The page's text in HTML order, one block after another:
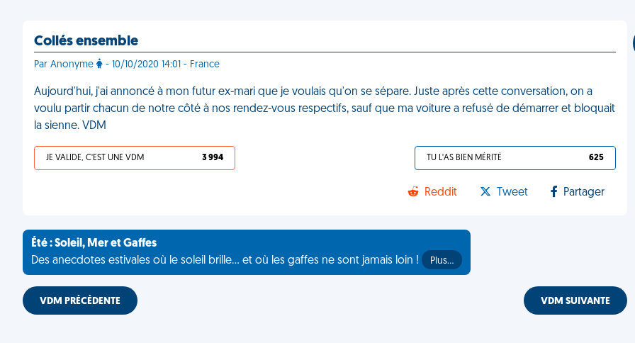
Collés ensemble
Par Anonyme - 10/10/2020 14:01 - France
Aujourd'hui, j'ai annoncé à mon futur ex-mari que je voulais qu'on se sépare. Juste après cette conversation, on a
voulu partir chacun de notre côté à nos rendez-vous respectifs, sauf que ma voiture a refusé de démarrer et bloquait
la sienne. VDM
JE VALIDE, C'EST UNE VDM 3 994 TU L'AS BIEN MÉRITÉ 625
Reddit Tweet Partager
Été : Soleil, Mer et Gaffes
Des anecdotes estivales où le soleil brille... et où les gaffes ne sont jamais loin !
Plus…
VDM PRÉCÉDENTE VDM SUIVANTE